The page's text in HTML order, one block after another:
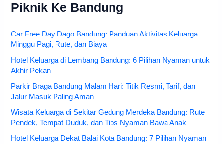
Piknik Ke Bandung
Car Free Day Dago Bandung: Panduan Aktivitas Keluarga
Minggu Pagi, Rute, dan Biaya
Hotel Keluarga di Lembang Bandung: 6 Pilihan Nyaman untuk
Akhir Pekan
Parkir Braga Bandung Malam Hari: Titik Resmi, Tarif, dan
Jalur Masuk Paling Aman
Wisata Keluarga di Sekitar Gedung Merdeka Bandung: Rute
Pendek, Tempat Duduk, dan Tips Nyaman Bawa Anak
Hotel Keluarga Dekat Balai Kota Bandung: 7 Pilihan Nyaman